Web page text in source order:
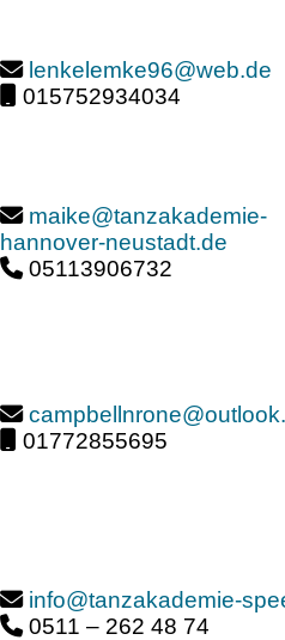
lenkelemke96@web.de
015752934034
maike@tanzakademie-
hannover-neustadt.de
05113906732
01772855695
info@tanzakademie-
0511 – 262 48 74